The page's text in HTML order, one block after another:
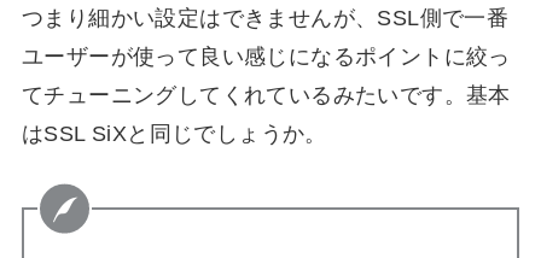
つまり細かい設定はできませんが、SSL側で一番
ユーザーが使って良い感じになるポイントに絞っ
てチューニングしてくれているみたいです。基本
はSSL SiXと同じでしょうか。